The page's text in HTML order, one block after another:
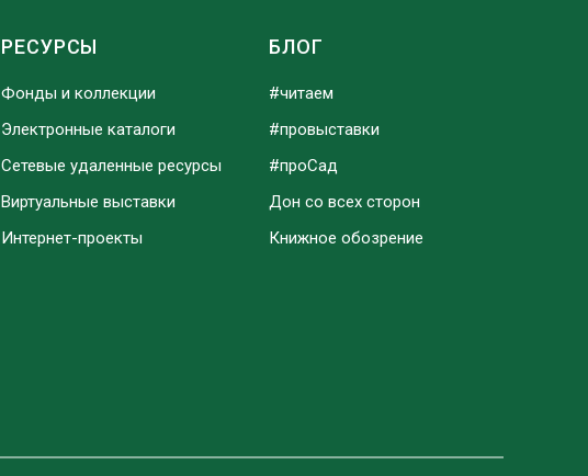
РЕСУРСЫ
Фонды и коллекции
Электронные каталоги
Сетевые удаленные ресурсы
Виртуальные выставки
Интернет-проекты
БЛОГ
#читаем
#провыставки
#проСад
Дон со всех сторон
Книжное обозрение